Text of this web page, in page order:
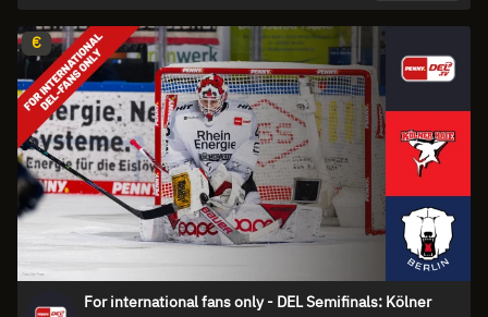
€
For international fans only - DEL Semifinals: Kölner